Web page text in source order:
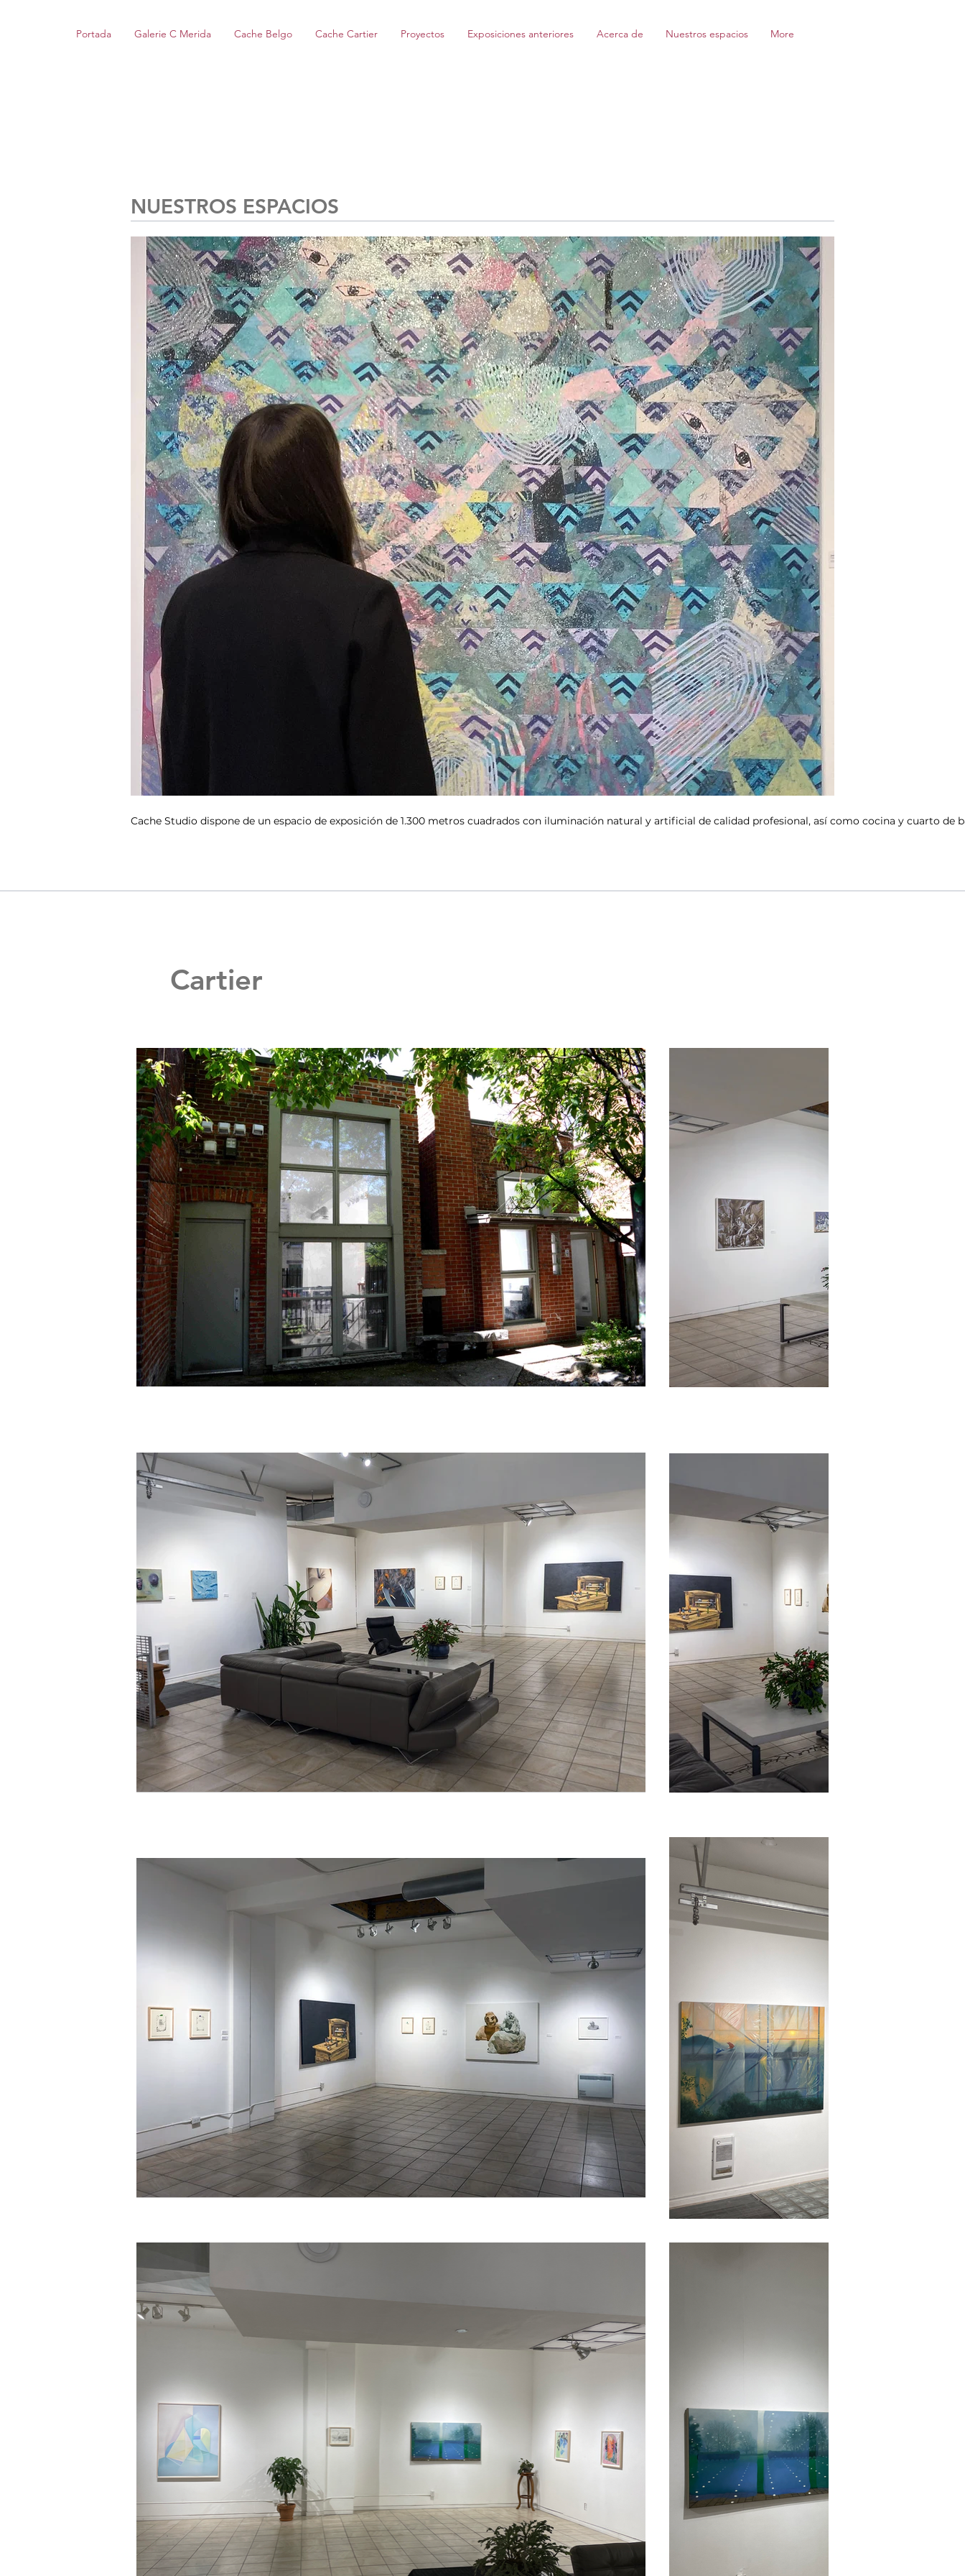
Portada Galerie C Merida Cache Belgo Cache Cartier Proyectos Exposiciones anteriores Acerca de Nuestros espacios More
NUESTROS ESPACIOS
Cache Studio dispone de un espacio de exposición de 1.300 metros cuadrados con iluminación natural y artificial de calidad profesional, así como cocina y cuarto de
Cartier